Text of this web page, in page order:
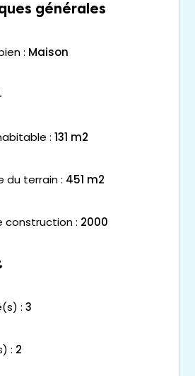
générales
: maison
: 131 m2
du terrain : 451 m2
construction : 2000
: 3
: 2